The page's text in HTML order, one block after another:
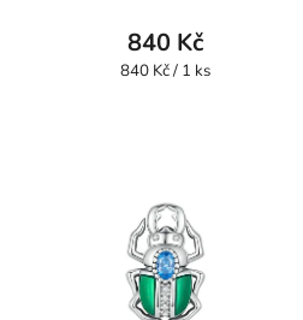
840 Kč
Měrná
840 Kč / 1 ks